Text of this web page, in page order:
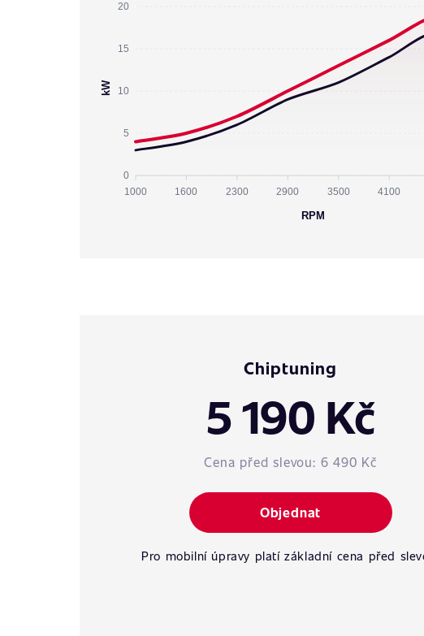
20
15
10
5
0
kW
1000 1600 2300 2900 3500 4100
RPM
Chiptuning
5 190 Kč
Cena před slevou: 6 490 Kč
Objednat
Pro mobilní úpravy platí základní cena před